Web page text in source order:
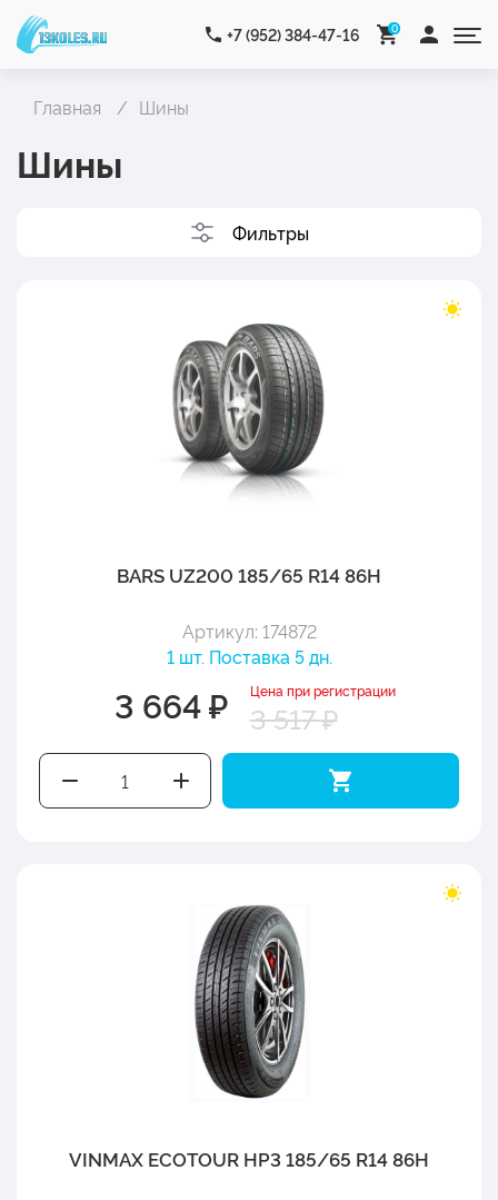
+7 (952) 384-47-16 0
Главная Шины
Шины
Фильтры
BARS UZ200 185/65 R14 86H
Артикул: 174872
1 шт. Поставка 5 дн.
3 664 ₽ Цена при регистрации
3 517 ₽
VINMAX ECOTOUR HP3 185/65 R14 86H